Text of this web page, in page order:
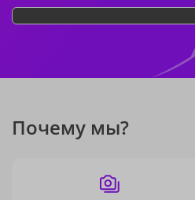
Почему мы?